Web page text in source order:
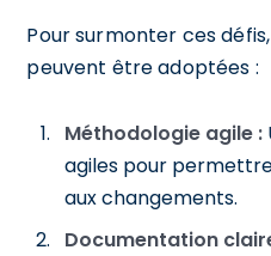
Pour surmonter ces
peuvent être adoptées :
Méthodologie agile :
agiles pour
aux changements.
Documentation